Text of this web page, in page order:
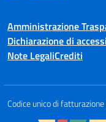
Amministrazione
Dichiarazione di
Note LegaliCrediti
Codice unico di fatturazione